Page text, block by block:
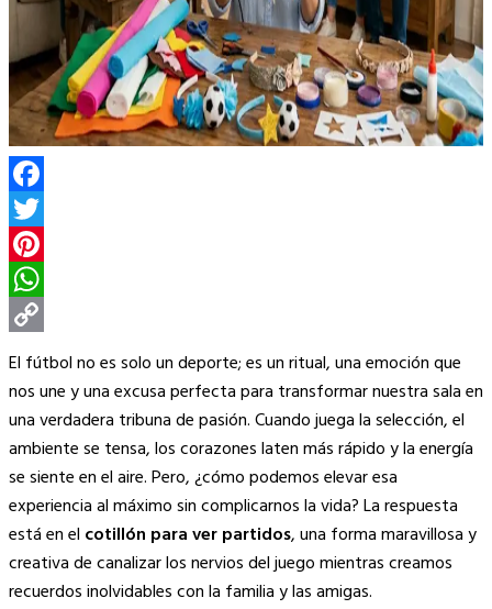
Facebook
Twitter
Pinterest
WhatsApp
Copy
Link
El fútbol no es solo un deporte; es un ritual, una emoción que
nos une y una excusa perfecta para transformar nuestra sala en
una verdadera tribuna de pasión. Cuando juega la selección, el
ambiente se tensa, los corazones laten más rápido y la energía
se siente en el aire. Pero, ¿cómo podemos elevar esa
experiencia al máximo sin complicarnos la vida? La respuesta
está en el cotillón para ver partidos, una forma maravillosa y
creativa de canalizar los nervios del juego mientras creamos
recuerdos inolvidables con la familia y las amigas.